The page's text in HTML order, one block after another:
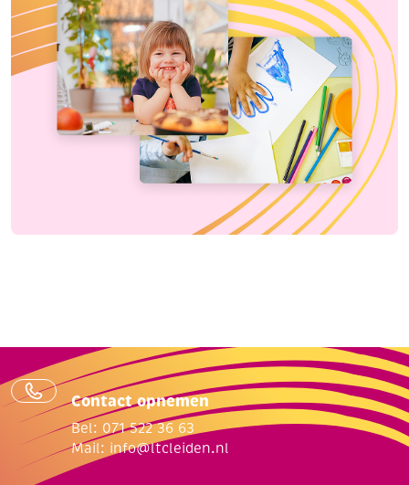
Contact opnemen
Bel: 071 522 36 63
Mail: info@ltcleiden.nl